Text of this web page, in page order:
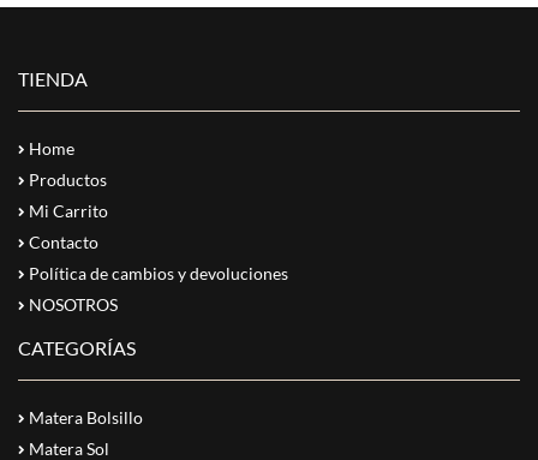
TIENDA
Home
Productos
Mi Carrito
Contacto
Política de cambios y devoluciones
NOSOTROS
CATEGORÍAS
Matera Bolsillo
Matera Sol